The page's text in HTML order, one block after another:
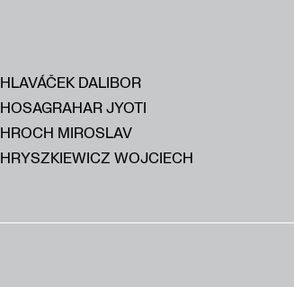
HLAVÁČEK DALIBOR
HOSAGRAHAR JYOTI
HROCH MIROSLAV
HRYSZKIEWICZ WOJCIECH